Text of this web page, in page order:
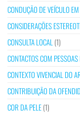
CONDUÇÃO DE VEÍCULO
CONSIDERAÇÕES
CONSULTA LOCAL (1)
CONTACTOS COM
CONTEXTO VIVENCIAL DO
CONTRIBUIÇÃO DA
COR DA PELE(1)